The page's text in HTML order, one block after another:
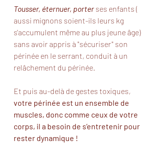
Tousser, éternuer, porter ses enfants (
aussi mignons soient-ils leurs kg
s'accumulent même au plus jeune âge)
sans avoir appris à "sécuriser" son
périnée en le serrant, conduit à un
relâchement du périnée.
Et puis au-delà de gestes toxiques,
votre périnée est un ensemble de
muscles, donc comme ceux de votre
corps, il a besoin de s’entretenir pour
rester dynamique !